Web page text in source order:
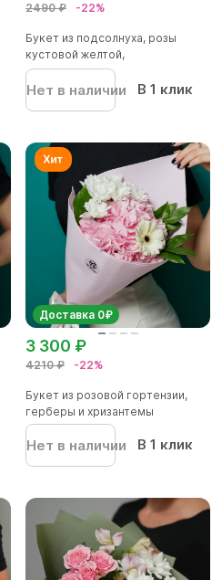
2490 ₽ -22%
Букет из подсолнуха, розы
кустовой желтой,
альстромерии...
Нет в наличии В 1 клик
Доставка 0₽
4210 ₽ -22%
3 300 ₽
Букет из розовой гортензии,
герберы и хризантемы
Нет в наличии В 1 клик